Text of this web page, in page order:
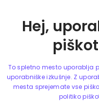
0.867499 €
0.867435 €
1.160000 € -
Hej,
To spletno mesto uporablja
uporabniške izkušnje. Z
mesta sprejemate vse
politiko